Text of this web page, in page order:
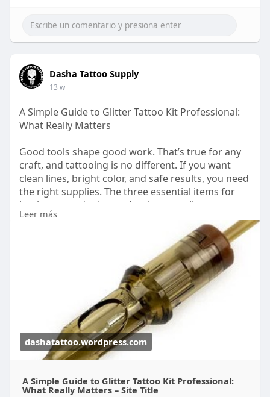
Dasha Tattoo Supply
13 w
A Simple Guide to Glitter Tattoo Kit Professional:
What Really Matters
Good tools shape good work. That’s true for any
craft, and tattooing is no different. If you want
clean lines, bright color, and safe results, you need
the right supplies. The three essential items for
beginners and advanced artists are glitter tattoo
kit professional and dynamic tattoo ink and
permanent make up pigment. Read more:
https://dashatattoo.wordpress.....com/2026/05/11/
Leer más
dashatattoo.wordpress.com
A Simple Guide to Glitter Tattoo Kit Professional:
What Really Matters – Site Title